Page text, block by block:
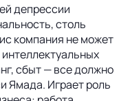
депрессии
столь
компания не может
сбыт — все должно
Ямада. Играет роль